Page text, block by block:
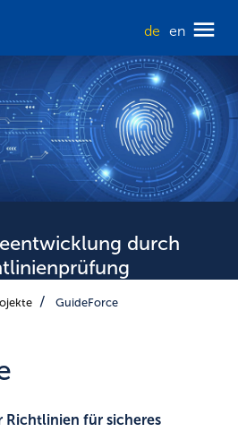
de en
durch
GuideForce
Richtlinien für sicheres